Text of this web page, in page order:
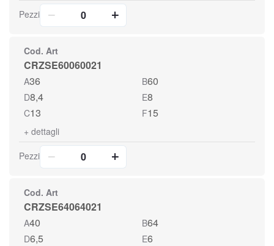
Pezzi
Cod. Art
CRZSE60060021
A36 B60
D8,4 E8
C13 F15
+ dettagli
Pezzi
Cod. Art
CRZSE64064021
A40 B64
D6,5 E6